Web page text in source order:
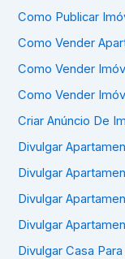
Como Publicar
Como Vender
Como Vender
Como Vender
Criar Anúncio De
Divulgar
Divulgar
Divulgar
Divulgar
Divulgar Casa